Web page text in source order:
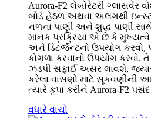
Aurora-F2 લેબોરેટરી ગ્લાસવેર
બોર્ડ હેઠળ અથવા અલગથી
નળના પાણી અને શુદ્ધ પાણી
માનક પ્રક્રિયા એ છે કે મુખ્યત્વે
અને ડિટર્જન્ટનો ઉપયોગ કરવો,
કોગળા કરવાનો ઉપયોગ
ઝડપી સફાઈ અસર લાવશે, જ્યારે
કરેલા વાસણો માટે સૂકવણીની
ત્યારે કૃપા કરીને Aurora-F2 પસંદ
વધારે વાચો